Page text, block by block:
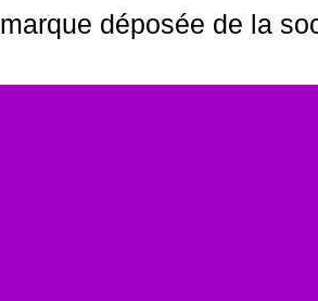
marque déposée de la